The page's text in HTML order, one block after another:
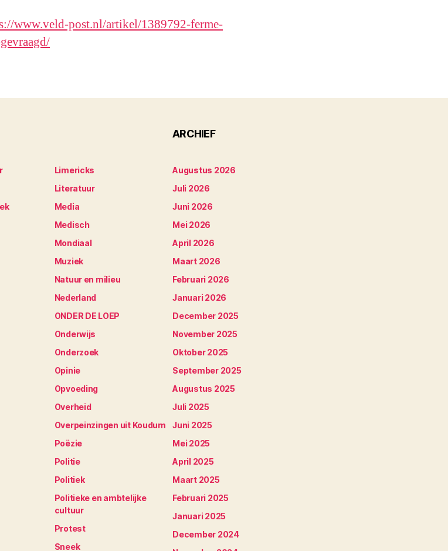
www.veld-post.nl/artikel/1389792-ferme-
Limericks
Literatuur
Media
Medisch
Mondiaal
Muziek
Natuur en milieu
Nederland
ONDER DE LOEP
Onderwijs
Onderzoek
Opinie
Opvoeding
Overheid
Overpeinzingen uit Koudum
Poëzie
Politie
Politiek
Politieke en ambtelijke
cultuur
Protest
Sneek
ARCHIEF
Augustus 2026
Juli 2026
Juni 2026
Mei 2026
April 2026
Maart 2026
Februari 2026
Januari 2026
December 2025
November 2025
Oktober 2025
September 2025
Augustus 2025
Juli 2025
Juni 2025
Mei 2025
April 2025
Maart 2025
Februari 2025
Januari 2025
December 2024